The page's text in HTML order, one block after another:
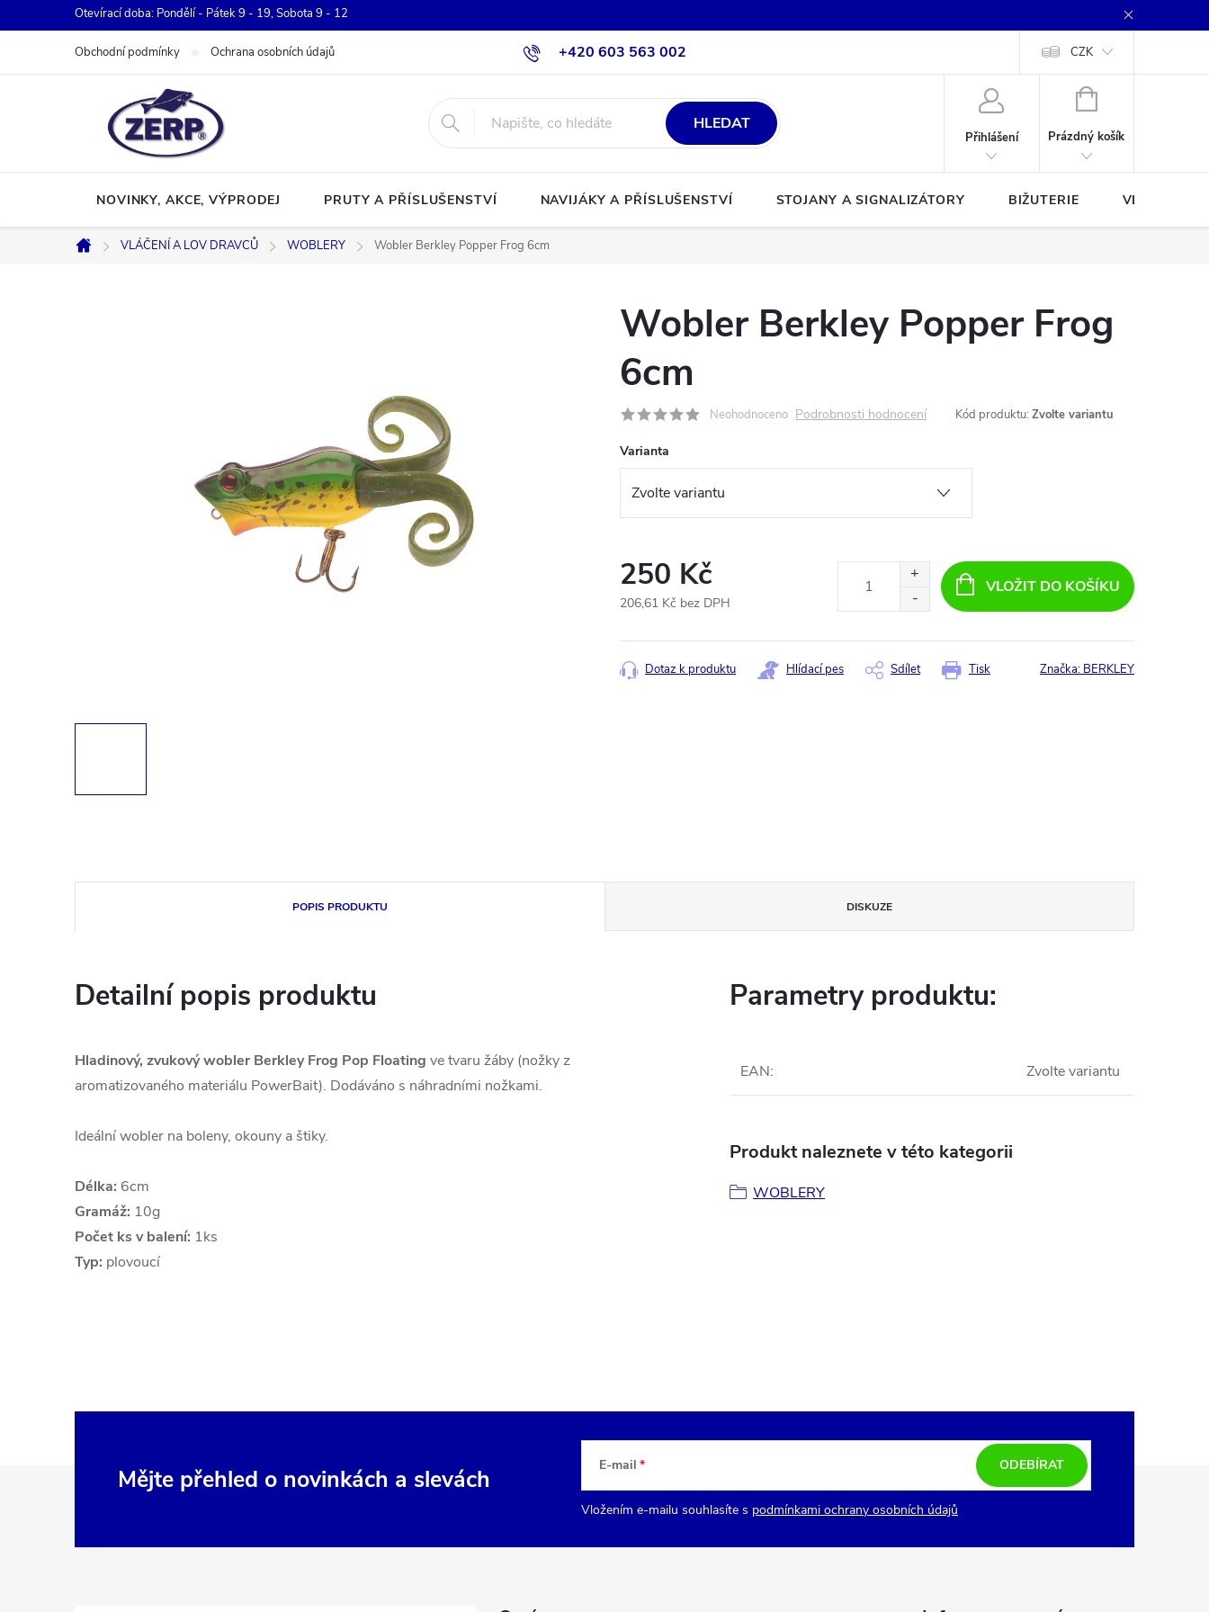
na
Otevírací doba: Pondělí - Pátek 9 - 19, Sobota 9 - 12
+420 603 563 002
Obchodní podmínky Ochrana osobních údajů CZK
HLEDAT
Přihlášení
NÁKUPNÍ
Prázdný košík
NOVINKY, AKCE, VÝPRODEJ PRUTY A PŘÍSLUŠENSTVÍ NAVIJÁKY A PŘÍSLUŠENSTVÍ STOJANY A SIGNALIZÁTORY BIŽUTERIE VLASCE A
Domů
VLÁČENÍ A LOV DRAVCŮ WOBLERY Wobler Berkley Popper Frog 6cm
Wobler Berkley Popper Frog
6cm
Neohodnoceno Podrobnosti hodnocení Kód produktu: Zvolte variantu
Varianta
250 Kč
206,61 Kč bez DPH
cena:
VLOŽIT DO KOŠÍKU
Tisk
Dotaz k produktu Hlídací pes Sdílet Značka: BERKLEY
POPIS PRODUKTU DISKUZE
Detailní popis produktu
Hladinový, zvukový wobler Berkley Frog Pop Floating ve tvaru žáby (nožky z
aromatizovaného materiálu PowerBait). Dodáváno s náhradními nožkami.
Ideální wobler na boleny, okouny a štiky.
Délka: 6cm
Gramáž: 10g
Počet ks v balení: 1ks
Typ: plovoucí
Parametry produktu:
EAN: Zvolte variantu
Produkt naleznete v této kategorii
WOBLERY
Mějte přehled o novinkách a slevách E-mail
Vložením e-mailu souhlasíte s podmínkami ochrany osobních údajů
ODEBÍRAT